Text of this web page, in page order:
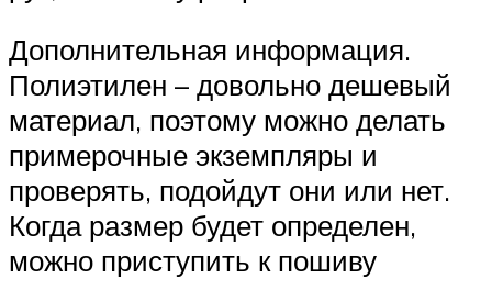
Дополнительная информация.
Полиэтилен – довольно дешевый
материал, поэтому можно делать
примерочные экземпляры и
проверять, подойдут они или нет.
Когда размер будет определен,
можно приступить к пошиву